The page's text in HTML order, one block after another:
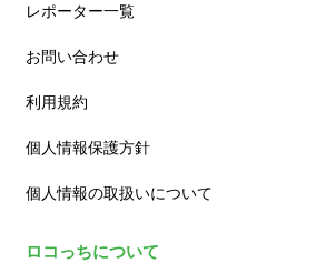
レポーター一覧
お問い合わせ
利用規約
個人情報保護方針
個人情報の取扱いについて
ロコっちについて